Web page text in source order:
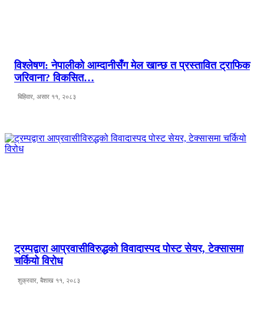
विश्लेषण: नेपालीको आम्दानीसँग मेल खान्छ त प्रस्तावित ट्राफिक
जरिवाना? विकसित…
बिहिवार, असार ११, २०८३
ट्रम्पद्वारा आप्रवासीविरुद्धको विवादास्पद पोस्ट सेयर, टेक्सासमा
चर्कियो विरोध
शुक्रवार, बैशाख ११, २०८३